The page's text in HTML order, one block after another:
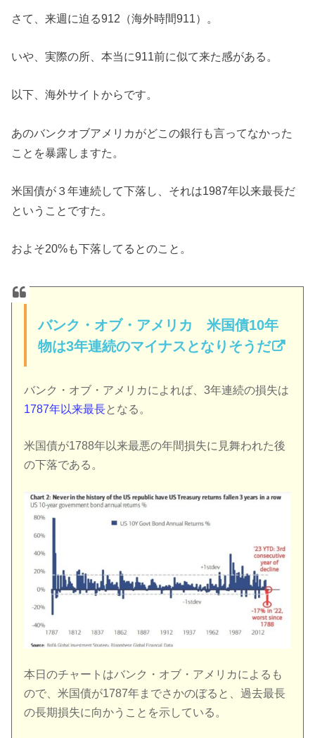
さて、来週に迫る912（海外時間911）。
いや、実際の所、本当に911前に似て来た感がある。
以下、海外サイトからです。
あのバンクオブアメリカがどこの銀行も言ってなかった
ことを暴露しますた。
米国債が３年連続して下落し、それは1987年以来最長だ
ということですた。
およそ20%も下落してるとのこと。
バンク・オブ・アメリカ 米国債10年
物は3年連続のマイナスとなりそうだ
バンク・オブ・アメリカによれば、3年連続の損失は
1787年以来最長となる。
米国債が1788年以来最悪の年間損失に見舞われた後
の下落である。
本日のチャートはバンク・オブ・アメリカによるも
ので、米国債が1787年までさかのぼると、過去最長
の長期損失に向かうことを示している。